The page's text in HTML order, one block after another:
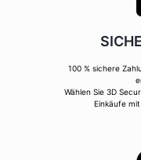
100 % sichere
Wählen Sie 3D
Einkäufe